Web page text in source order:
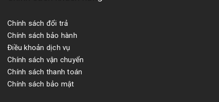
Chính sách đổi trả
Chính sách bảo hành
Điều khoản dịch vụ
Chính sách vận chuyển
Chính sách thanh toán
Chính sách bảo mật